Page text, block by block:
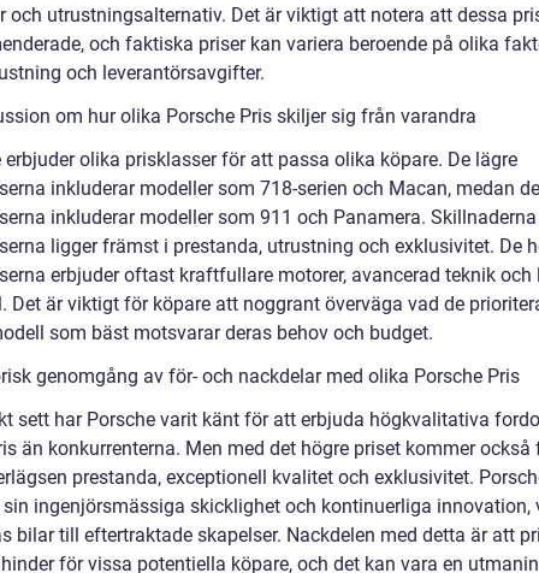
och utrustningsalternativ. Det är viktigt att notera att dessa
och faktiska priser kan variera beroende på olika
och leverantörsavgifter.
om hur olika Porsche Pris skiljer sig från varandra
erbjuder olika prisklasser för att passa olika köpare. De lägre
inkluderar modeller som 718-serien och Macan, medan
inkluderar modeller som 911 och Panamera.
ligger främst i prestanda, utrustning och exklusivitet. De
erbjuder oftast kraftfullare motorer, avancerad teknik och
Det är viktigt för köpare att noggrant överväga vad de
som bäst motsvarar deras behov och budget.
genomgång av för- och nackdelar med olika Porsche Pris
sett har Porsche varit känt för att erbjuda högkvalitativa
än konkurrenterna. Men med det högre priset kommer också
prestanda, exceptionell kvalitet och exklusivitet.
ingenjörsmässiga skicklighet och kontinuerliga innovation,
bilar till eftertraktade skapelser. Nackdelen med detta är att
för vissa potentiella köpare, och det kan vara en